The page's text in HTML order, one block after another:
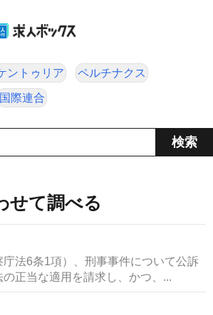
ントゥリア ペルチナクス
国際連合
せて調べる
法6条1項）、刑事事件について公訴
正当な適用を請求し、かつ、...